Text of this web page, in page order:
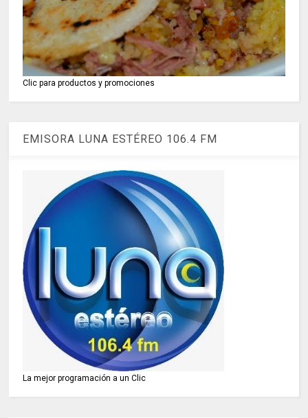
Clic para productos y promociones
EMISORA LUNA ESTÉREO 106.4 FM
La mejor programación a un Clic